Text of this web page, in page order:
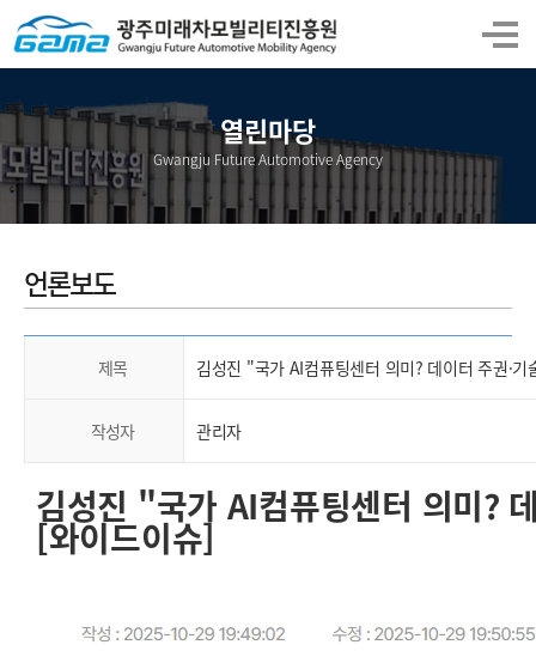
열린마당
Gwangju Future Automotive Agency
언론보도
제목 김성진 "국가 AI컴퓨팅센터 의미? 데이터 주권·
작성자 관리자
김성진 "국가 AI컴퓨팅센터 의미?
[와이드이슈]